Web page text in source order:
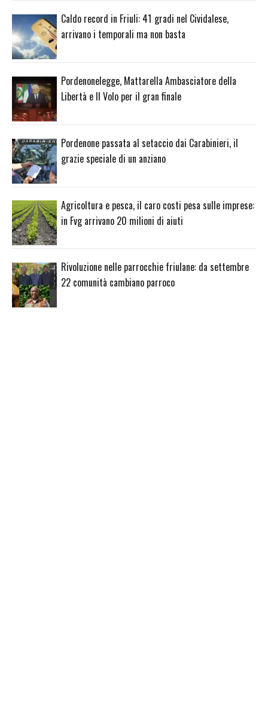
Caldo record in Friuli: 41 gradi nel Cividalese,
arrivano i temporali ma non basta
Pordenonelegge, Mattarella Ambasciatore della
Libertà e Il Volo per il gran finale
Pordenone passata al setaccio dai Carabinieri, il
grazie speciale di un anziano
Agricoltura e pesca, il caro costi pesa sulle imprese:
in Fvg arrivano 20 milioni di aiuti
Rivoluzione nelle parrocchie friulane: da settembre
22 comunità cambiano parroco